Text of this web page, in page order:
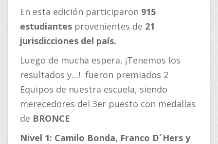
En esta edición participaron 915
estudiantes provenientes de 21
jurisdicciones del país.
Luego de mucha espera, ¡Tenemos los
resultados y…! fueron premiados 2
Equipos de nuestra escuela, siendo
merecedores del 3er puesto con medallas
de BRONCE
Nivel 1: Camilo Bonda, Franco D´Hers y